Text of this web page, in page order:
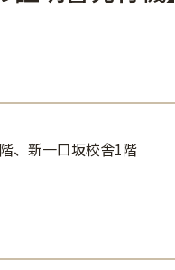
、新一口坂校舎1階